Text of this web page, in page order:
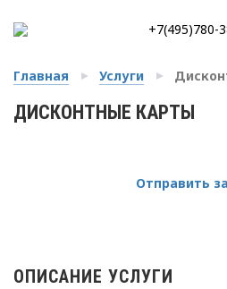
+7(495)780-
Главная Услуги
ДИСКОНТНЫЕ КАРТЫ
Отправить
ОПИСАНИЕ УСЛУГИ